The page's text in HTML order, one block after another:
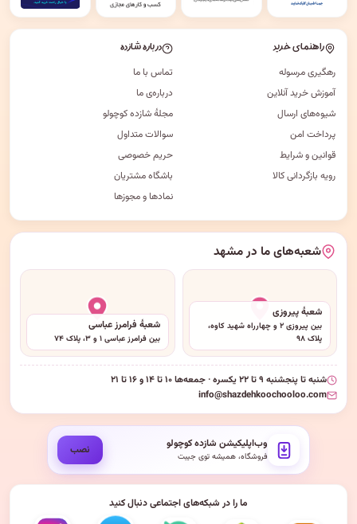
راهنمای خرید
رهگیری مرسوله
آموزش خرید آنلاین
شیوه‌های ارسال
پرداخت امن
قوانین و شرایط
رویه بازگردانی کالا
درباره شازده
تماس با ما
درباره‌ی ما
مجلهٔ شازده کوچولو
سوالات متداول
حریم خصوصی
باشگاه مشتریان
نمادها و مجوزها
شعبه‌های ما در مشهد
شعبهٔ پیروزی
بین پیروزی ۲ و چهارراه شهید کاوه،
پلاک ۹۸
شعبهٔ فرامرز عباسی
بین فرامرز عباسی ۱ و ۳، پلاک ۷۴
شنبه تا پنجشنبه ۹ تا ۲۲ یکسره · جمعه‌ها ۱۰ تا ۱۴ و ۱۶ تا ۲۱
info@shazdehkoochooloo.com
وب‌اپلیکیشن شازده کوچولو
فروشگاه، همیشه توی جیبت نصب
ما را در شبکه‌های اجتماعی دنبال کنید